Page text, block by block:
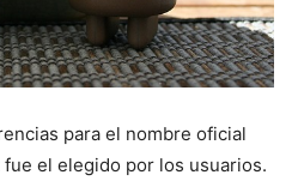
para el nombre oficial
fue el elegido por los usuarios.